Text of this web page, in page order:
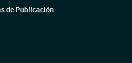
de Publicación